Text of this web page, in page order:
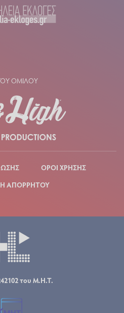
ΟΜΙΛΟΥ
ΟΡΟΙ ΧΡΗΣΗΣ
ΑΠΟΡΡΗΤΟΥ
του Μ.Η.Τ.